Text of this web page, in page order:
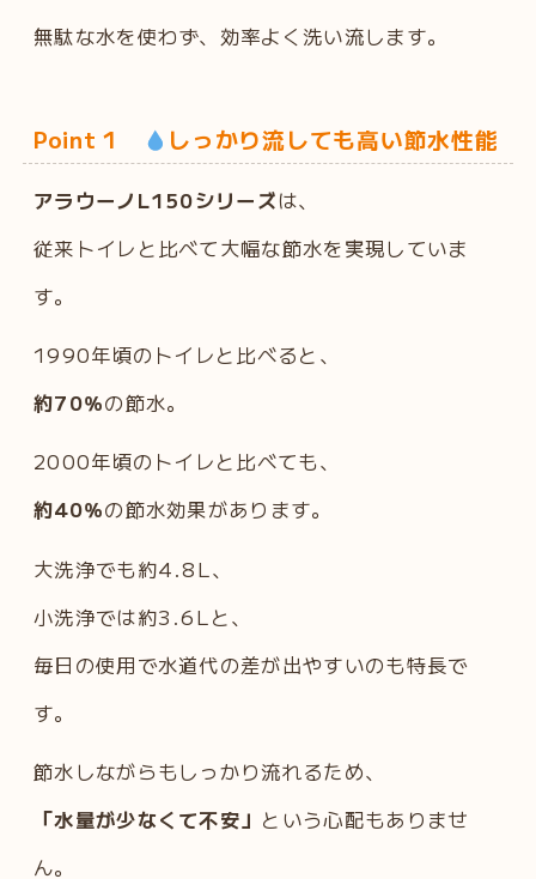
無駄な水を使わず、効率よく洗い流します。
Point 1 しっかり流しても高い節水性能
アラウーノL150シリーズは、
従来トイレと比べて大幅な節水を実現していま
す。
1990年頃のトイレと比べると、
約70％の節水。
2000年頃のトイレと比べても、
約40％の節水効果があります。
大洗浄でも約4.8L、
小洗浄では約3.6Lと、
毎日の使用で水道代の差が出やすいのも特長で
す。
節水しながらもしっかり流れるため、
「水量が少なくて不安」 という心配もありませ
ん。